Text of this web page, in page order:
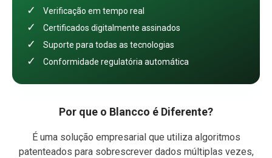
Por que o Blancco é Diferente?
É uma solução empresarial que utiliza algoritmos
patenteados para sobrescrever dados múltiplas vezes,
✓ Verificação em tempo real
✓ Certificados digitalmente assinados
✓ Suporte para todas as tecnologias
✓ Conformidade regulatória automática